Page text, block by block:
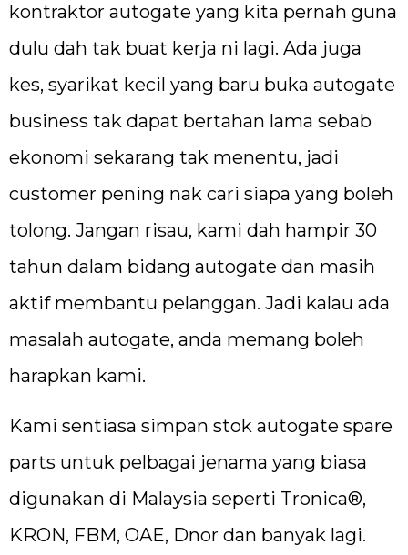
kontraktor autogate yang kita pernah guna
dulu dah tak buat kerja ni lagi. Ada juga
kes, syarikat kecil yang baru buka autogate
business tak dapat bertahan lama sebab
ekonomi sekarang tak menentu, jadi
customer pening nak cari siapa yang boleh
tolong. Jangan risau, kami dah hampir 30
tahun dalam bidang autogate dan masih
aktif membantu pelanggan. Jadi kalau ada
masalah autogate, anda memang boleh
harapkan kami.
Kami sentiasa simpan stok autogate spare
parts untuk pelbagai jenama yang biasa
digunakan di Malaysia seperti Tronica®,
KRON, FBM, OAE, Dnor dan banyak lagi.